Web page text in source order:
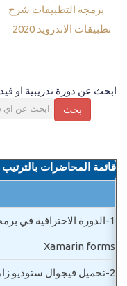
برمجة التطبيقات شرح
تطبيقات الاندرويد 2020
ابحث عن دورة تدريبية او
بحث
قائمة المحاضرات بالترتيب
1- الدورة الاحترافية في
Xamarin forms
2- تحميل فيجوال ستوديو